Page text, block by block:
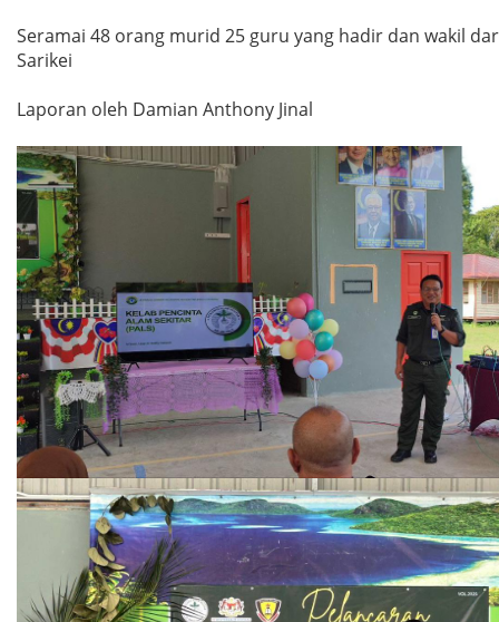
Seramai 48 orang murid 25 guru yang hadir dan wakil
Sarikei
Laporan oleh Damian Anthony Jinal